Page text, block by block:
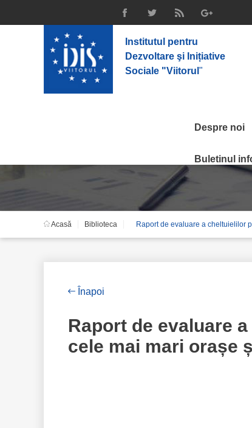
Institutul pentru
Dezvoltare şi Inițiative
Sociale "Viitorul "
Despre noi
Buletinul
Raport de
Acasă Biblioteca Raport de evaluare a cheltuielilor
Înapoi
Raport de evaluare
cele mai mari orașe